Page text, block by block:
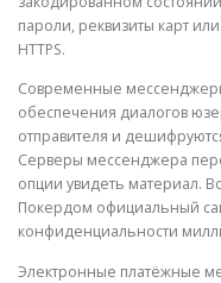
пароли, реквизиты карт
HTTPS.
Современные
обеспечения диалогов
отправителя и
Серверы мессенджера
опции увидеть материал.
Покердом официальный
конфиденциальности
Электронные платёжные